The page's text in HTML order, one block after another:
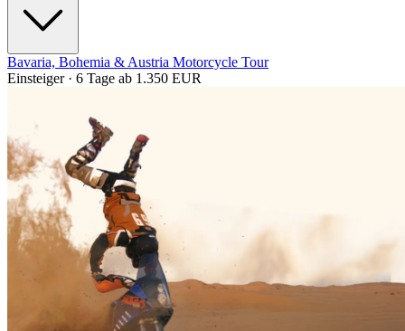
Bavaria, Bohemia & Austria Motorcycle Tour
Einsteiger · 6 Tage ab 1.350 EUR